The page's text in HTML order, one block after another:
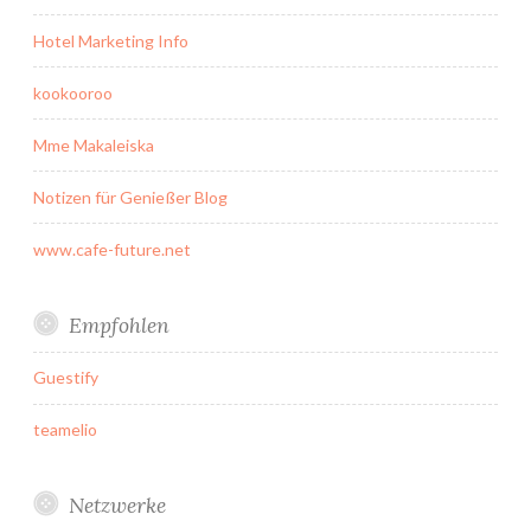
Hotel Marketing Info
kookooroo
Mme Makaleiska
Notizen für Genießer Blog
www.cafe-future.net
Empfohlen
Guestify
teamelio
Netzwerke